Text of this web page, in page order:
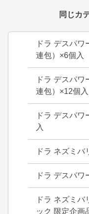
同じカ
ドラ デスパ
連包）×6個入
ドラ デスパ
連包）×12個入
ドラ デスパ
入
ドラ ネズミバ
ドラ デスパワ
ドラ ネズミ
ック 限定企画